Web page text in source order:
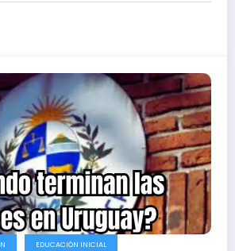
EDUCACIÓN INICIAL